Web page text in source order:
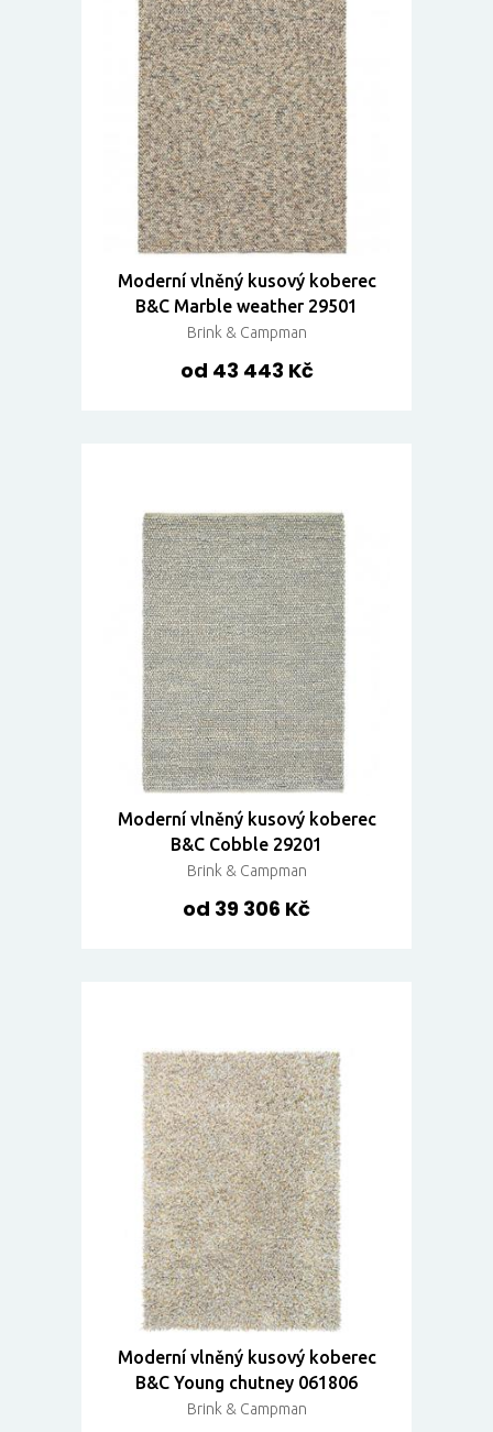
Moderní vlněný kusový koberec
B&C Marble weather 29501
Brink & Campman
od 43 443 Kč
Moderní vlněný kusový koberec
B&C Cobble 29201
Brink & Campman
od 39 306 Kč
Moderní vlněný kusový koberec
B&C Young chutney 061806
Brink & Campman